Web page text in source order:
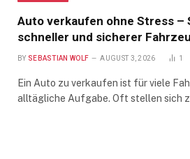
Auto verkaufen ohne Stress –
schneller und sicherer
BY SEBASTIAN WOLF AUGUST 3, 2026 1
Ein Auto zu verkaufen ist für viele
alltägliche Aufgabe. Oft stellen sich